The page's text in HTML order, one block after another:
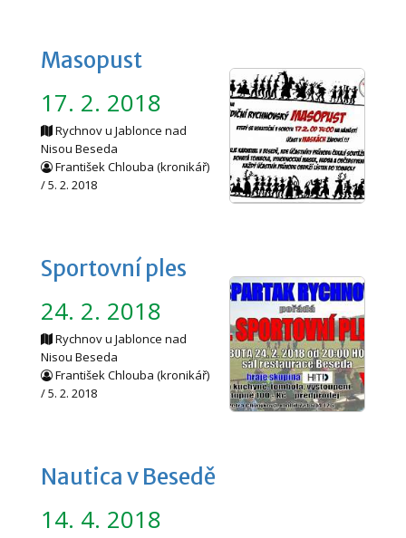
Masopust
17. 2. 2018
Rychnov u Jablonce nad
Nisou Beseda
František Chlouba (kronikář)
/ 5. 2. 2018
Sportovní ples
24. 2. 2018
Rychnov u Jablonce nad
Nisou Beseda
František Chlouba (kronikář)
/ 5. 2. 2018
Nautica v Besedě
14. 4. 2018